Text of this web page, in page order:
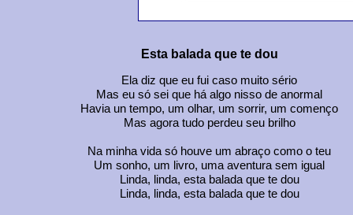
Esta balada que te dou
Ela diz que eu fui caso muito sério
Mas eu só sei que há algo nisso de anormal
Havia un tempo, um olhar, um sorrir, um començo
Mas agora tudo perdeu seu brilho
Na minha vida só houve um abraço como o teu
Um sonho, um livro, uma aventura sem igual
Linda, linda, esta balada que te dou
Linda, linda, esta balada que te dou